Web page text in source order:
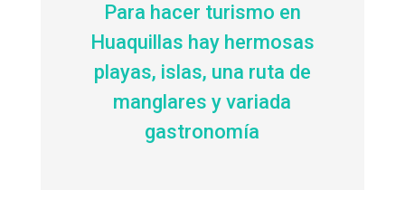
Para hacer turismo en
Huaquillas hay hermosas
playas, islas, una ruta de
manglares y variada
gastronomía